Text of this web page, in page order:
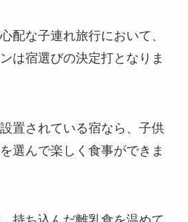
配な子連れ旅行において、
は宿選びの決定打となりま
置されている宿なら、子供
選んで楽しく食事ができま